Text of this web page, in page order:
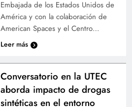
Embajada de los Estados Unidos de
América y con la colaboración de
American Spaces y el Centro…
Leer más
Conversatorio en la UTEC
aborda impacto de drogas
sintéticas en el entorno